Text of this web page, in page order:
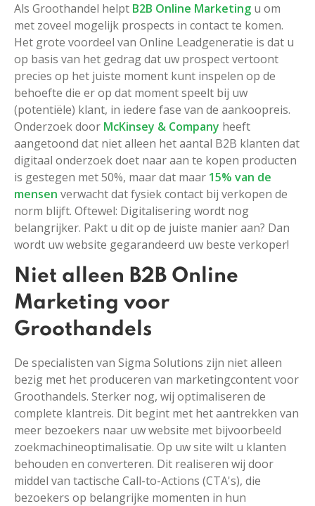
Als Groothandel helpt B2B Online Marketing u om
met zoveel mogelijk prospects in contact te komen.
Het grote voordeel van Online Leadgeneratie is dat u
op basis van het gedrag dat uw prospect vertoont
precies op het juiste moment kunt inspelen op de
behoefte die er op dat moment speelt bij uw
(potentiële) klant, in iedere fase van de aankoopreis.
Onderzoek door McKinsey & Company heeft
aangetoond dat niet alleen het aantal B2B klanten dat
digitaal onderzoek doet naar aan te kopen producten
is gestegen met 50%, maar dat maar 15% van de
mensen verwacht dat fysiek contact bij verkopen de
norm blijft. Oftewel: Digitalisering wordt nog
belangrijker. Pakt u dit op de juiste manier aan? Dan
wordt uw website gegarandeerd uw beste verkoper!
Niet alleen B2B Online
Marketing voor
Groothandels
De specialisten van Sigma Solutions zijn niet alleen
bezig met het produceren van marketingcontent voor
Groothandels. Sterker nog, wij optimaliseren de
complete klantreis. Dit begint met het aantrekken van
meer bezoekers naar uw website met bijvoorbeeld
zoekmachineoptimalisatie. Op uw site wilt u klanten
behouden en converteren. Dit realiseren wij door
middel van tactische Call-to-Actions (CTA's), die
bezoekers op belangrijke momenten in hun